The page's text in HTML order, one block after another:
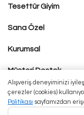
Alışveriş deneyiminizi
çerezler (cookies)
Politikası sayfamızdan
Tesettür Giyim
Sana Özel
Kurumsal
Müşteri Destek